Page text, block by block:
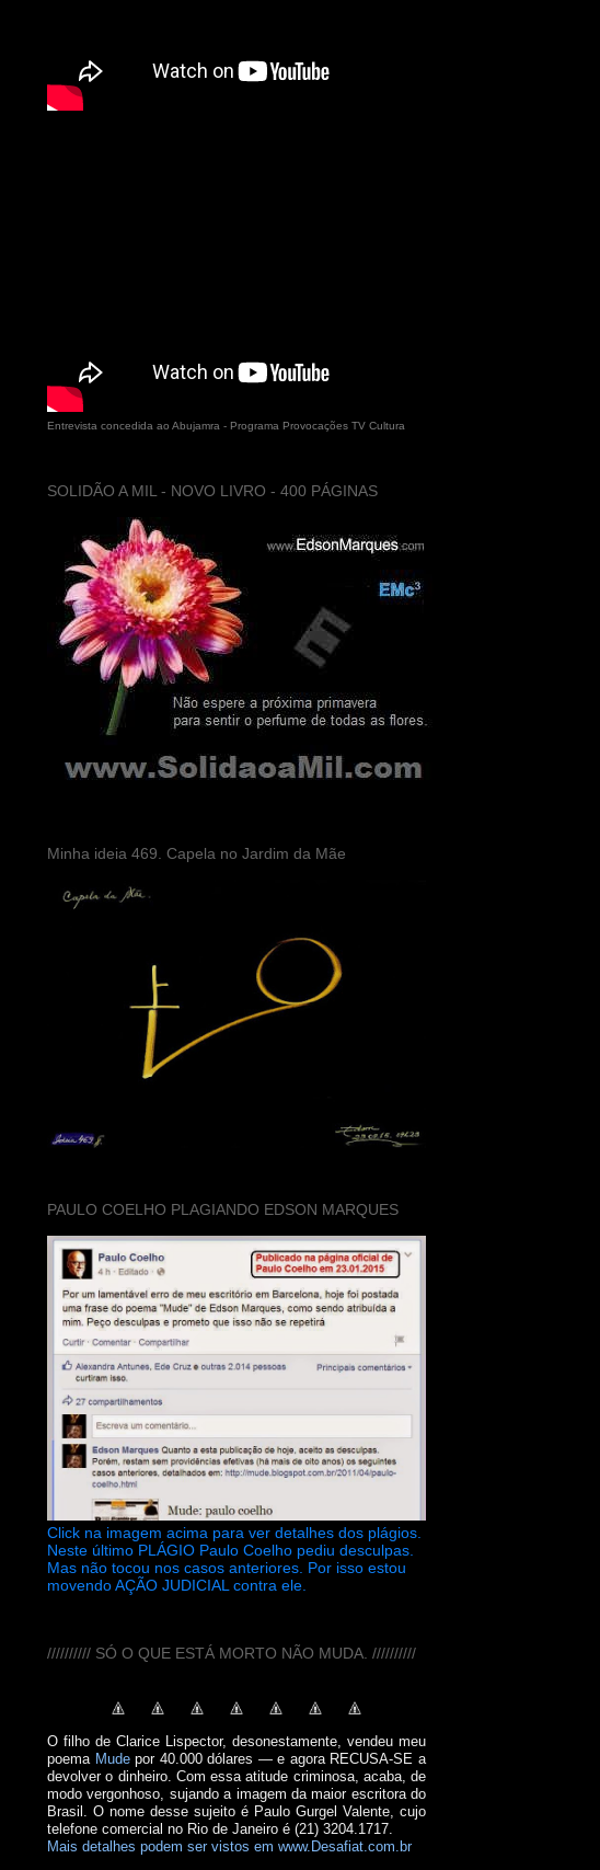
Entrevista concedida ao Abujamra - Programa Provocações TV Cultura
SOLIDÃO A MIL - NOVO LIVRO - 400 PÁGINAS
Minha ideia 469. Capela no Jardim da Mãe
PAULO COELHO PLAGIANDO EDSON MARQUES
Click na imagem acima para ver detalhes dos plágios.
Neste último PLÁGIO Paulo Coelho pediu desculpas.
Mas não tocou nos casos anteriores. Por isso estou
movendo AÇÃO JUDICIAL contra ele.
////////// SÓ O QUE ESTÁ MORTO NÃO MUDA. //////////
O filho de Clarice Lispector, desonestamente, vendeu meu
poema Mudepor 40.000 dólares — e agora RECUSA-SE a
devolver o dinheiro. Com essa atitude criminosa, acaba, de
modo vergonhoso, sujando a imagem da maior escritora do
Brasil. O nome desse sujeito é Paulo Gurgel Valente, cujo
telefone comercial no Rio de Janeiro é (21) 3204.1717.
Mais detalhes podem ser vistos em www.Desafiat.com.br